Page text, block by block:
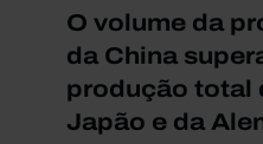
O volume da
da China
produção total
Japão e da